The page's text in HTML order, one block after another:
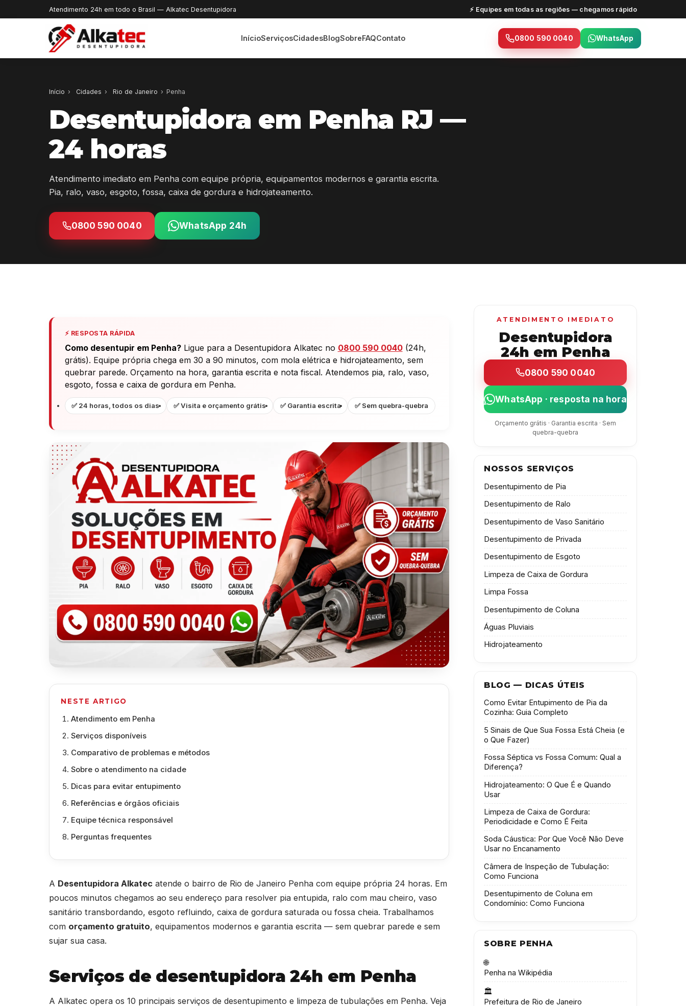
Atendimento 24h em todo o Brasil — Alkatec Desentupidora ⚡ Equipes em todas as regiões — chegamos rápido
InícioServiçosCidadesBlogSobreFAQContato 0800 590 0040 WhatsApp
Início › Cidades › Rio de Janeiro › Penha
Desentupidora em Penha RJ —
24 horas
Atendimento imediato em Penha com equipe própria, equipamentos modernos e garantia escrita.
Pia, ralo, vaso, esgoto, fossa, caixa de gordura e hidrojateamento.
0800 590 0040 WhatsApp 24h
⚡ RESPOSTA RÁPIDA
Como desentupir em Penha?Ligue para a Desentupidora Alkatec no 0800 590 0040(24h,
grátis). Equipe própria chega em 30 a 90 minutos, com mola elétrica e hidrojateamento, sem
quebrar parede. Orçamento na hora, garantia escrita e nota fiscal. Atendemos pia, ralo, vaso,
esgoto, fossa e caixa de gordura em Penha.
✅ 24 horas, todos os dias ✅ Visita e orçamento grátis ✅ Garantia escrita ✅ Sem quebra-quebra
NESTE ARTIGO
Atendimento em Penha
Serviços disponíveis
Comparativo de problemas e métodos
Sobre o atendimento na cidade
Dicas para evitar entupimento
Referências e órgãos oficiais
Equipe técnica responsável
Perguntas frequentes
A Desentupidora Alkatec atende o bairro de Rio de Janeiro Penha com equipe própria 24 horas. Em
poucos minutos chegamos ao seu endereço para resolver pia entupida, ralo com mau cheiro, vaso
sanitário transbordando, esgoto refluindo, caixa de gordura saturada ou fossa cheia. Trabalhamos
com orçamento gratuito, equipamentos modernos e garantia escrita — sem quebrar parede e sem
sujar sua casa.
Serviços de desentupidora 24h em Penha
A Alkatec opera os 10 principais serviços de desentupimento e limpeza de tubulações em Penha. Veja
ATENDIMENTO IMEDIATO
Desentupidora
24h em Penha
0800 590 0040
WhatsApp · resposta na hora
Orçamento grátis · Garantia escrita · Sem
quebra-quebra
NOSSOS SERVIÇOS
Desentupimento de Pia
Desentupimento de Ralo
Desentupimento de Vaso Sanitário
Desentupimento de Privada
Desentupimento de Esgoto
Limpeza de Caixa de Gordura
Limpa Fossa
Desentupimento de Coluna
Águas Pluviais
Hidrojateamento
BLOG — DICAS ÚTEIS
Como Evitar Entupimento de Pia da
Cozinha: Guia Completo
5 Sinais de Que Sua Fossa Está Cheia (e
o Que Fazer)
Fossa Séptica vs Fossa Comum: Qual a
Diferença?
Hidrojateamento: O Que É e Quando
Usar
Limpeza de Caixa de Gordura:
Periodicidade e Como É Feita
Soda Cáustica: Por Que Você Não Deve
Usar no Encanamento
Câmera de Inspeção de Tubulação:
Como Funciona
Desentupimento de Coluna em
Condomínio: Como Funciona
SOBRE PENHA
🌐
Penha na Wikipédia
🏛️
Prefeitura de Rio de Janeiro